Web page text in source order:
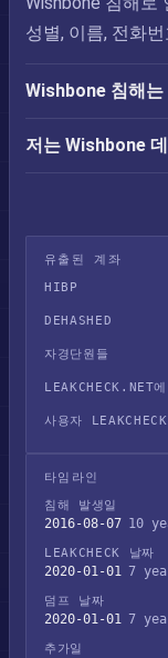
성별, 이름, 전화
Wishbone 침해
저는 Wishbone
유출된 계좌
HIBP
DEHASHED
자경단원들
LEAKCHECK.NET
사용자
타임라인
침해 발생일
2016-08-07 10
LEAKCHECK 날짜
2020-01-01 7
덤프 날짜
2020-01-01 7
추가일